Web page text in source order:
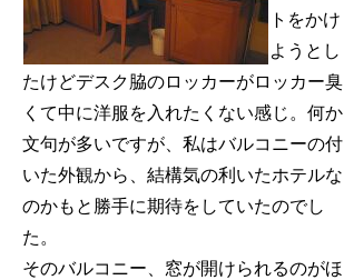
トをかけ
ようとし
たけどデスク脇のロッカーがロッカー臭
くて中に洋服を入れたくない感じ。何か
文句が多いですが、私はバルコニーの付
いた外観から、結構気の利いたホテルな
のかもと勝手に期待をしていたのでし
た。
そのバルコニー、窓が開けられるのがほ